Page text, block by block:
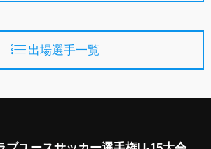
出場選手一覧